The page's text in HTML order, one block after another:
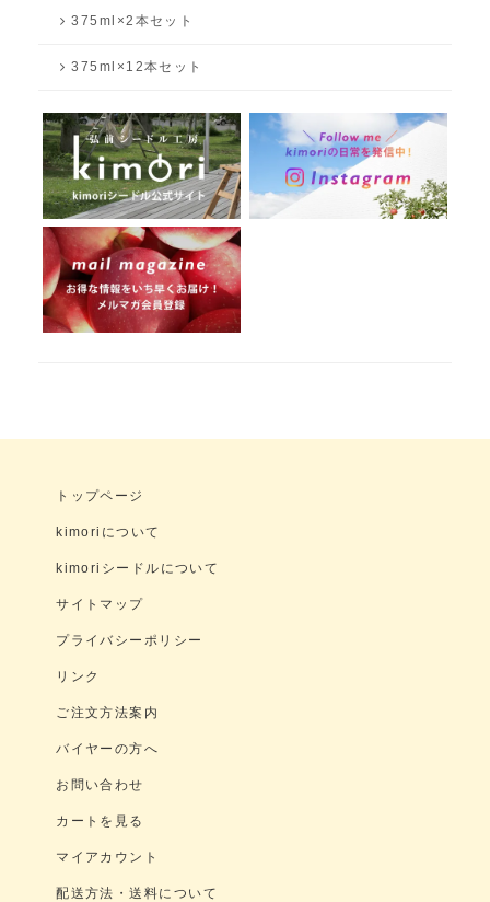
375ml×2本セット
375ml×12本セット
トップページ
kimoriについて
kimoriシードルについて
サイトマップ
プライバシーポリシー
リンク
ご注文方法案内
バイヤーの方へ
お問い合わせ
カートを見る
マイアカウント
配送方法・送料について